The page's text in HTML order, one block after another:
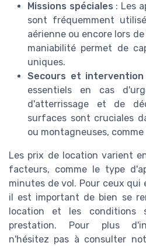
Missions spéciales : Les
sont fréquemment
aérienne ou encore lors
maniabilité permet de
uniques.
Secours et intervention
essentiels en cas
d'atterrissage et de
surfaces sont cruciales
ou montagneuses,
Les prix de location varient
facteurs, comme le type
minutes de vol. Pour ceux
il est important de bien se
location et les conditions
prestation. Pour plus
n'hésitez pas à consulter